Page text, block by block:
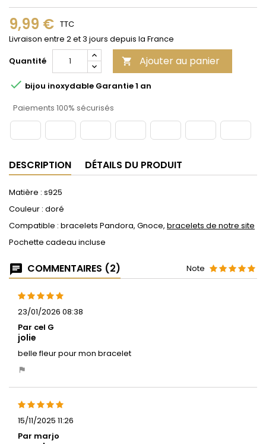
9,99 € TTC
Livraison entre 2 et 3 jours depuis la France
Quantité
 Ajouter au panier
 bijou inoxydable Garantie 1 an
Paiements 100% sécurisés
DESCRIPTION DÉTAILS DU PRODUIT
Matière : s925
Couleur : doré
Compatible : bracelets Pandora, Gnoce, bracelets de notre site
Pochette cadeau incluse
COMMENTAIRES (2) Note
23/01/2026 08:38
Par cel G
jolie
belle fleur pour mon bracelet
15/11/2025 11:26
Par marjo